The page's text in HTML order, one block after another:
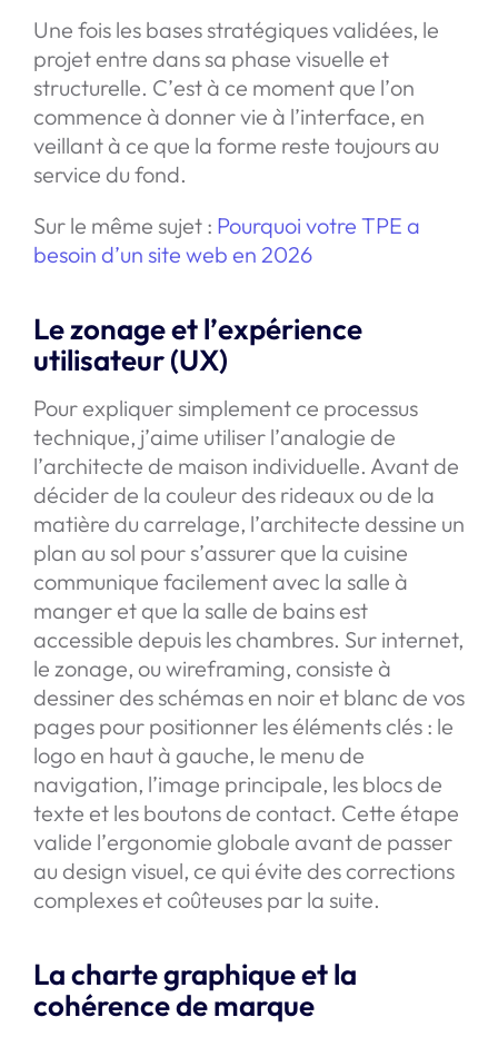
Une fois les bases stratégiques validées, le
projet entre dans sa phase visuelle et
structurelle. C’est à ce moment que l’on
commence à donner vie à l’interface, en
veillant à ce que la forme reste toujours au
service du fond.
Sur le même sujet : Pourquoi votre TPE a
besoin d’un site web en 2026
Le zonage et l’expérience
utilisateur (UX)
Pour expliquer simplement ce processus
technique, j’aime utiliser l’analogie de
l’architecte de maison individuelle. Avant de
décider de la couleur des rideaux ou de la
matière du carrelage, l’architecte dessine un
plan au sol pour s’assurer que la cuisine
communique facilement avec la salle à
manger et que la salle de bains est
accessible depuis les chambres. Sur internet,
le zonage, ou wireframing, consiste à
dessiner des schémas en noir et blanc de vos
pages pour positionner les éléments clés : le
logo en haut à gauche, le menu de
navigation, l’image principale, les blocs de
texte et les boutons de contact. Cette étape
valide l’ergonomie globale avant de passer
au design visuel, ce qui évite des corrections
complexes et coûteuses par la suite.
La charte graphique et la
cohérence de marque